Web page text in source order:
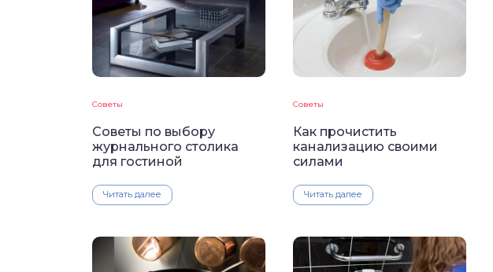
Советы
Советы по выбору
журнального столика
для гостиной
Читать далее
Советы
Как прочистить
канализацию своими
силами
Читать далее